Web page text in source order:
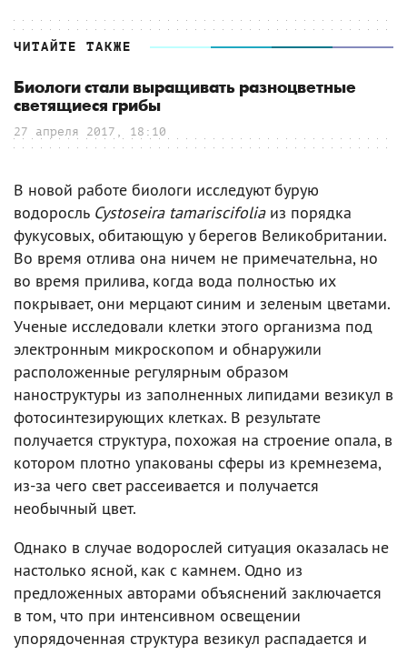
ЧИТАЙТЕ ТАКЖЕ
Биологи стали выращивать разноцветные
светящиеся грибы
27 апреля 2017, 18:10
В новой работе биологи исследуют бурую
водоросль Cystoseira tamariscifoliaиз порядка
фукусовых, обитающую у берегов Великобритании.
Во время отлива она ничем не примечательна, но
во время прилива, когда вода полностью их
покрывает, они мерцают синим и зеленым цветами.
Ученые исследовали клетки этого организма под
электронным микроскопом и обнаружили
расположенные регулярным образом
наноструктуры из заполненных липидами везикул в
фотосинтезирующих клетках. В результате
получается структура, похожая на строение опала, в
котором плотно упакованы сферы из кремнезема,
из-за чего свет рассеивается и получается
необычный цвет.
Однако в случае водорослей ситуация оказалась не
настолько ясной, как с камнем. Одно из
предложенных авторами объяснений заключается
в том, что при интенсивном освещении
упорядоченная структура везикул распадается и